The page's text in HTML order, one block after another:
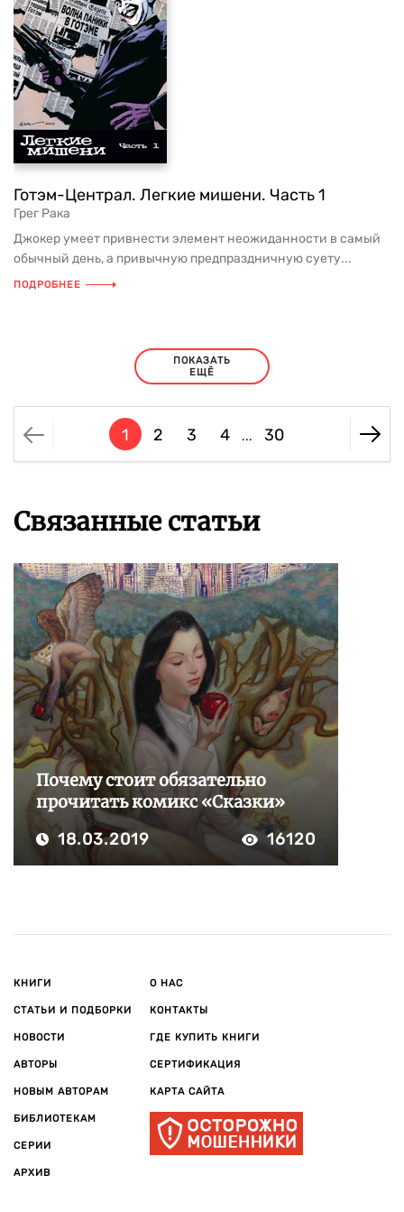
Готэм-Централ. Легкие мишени. Часть 1
Грег Рака
Джокер умеет привнести элемент неожиданности в самый
обычный день, а привычную предпраздничную суету...
ПОДРОБНЕЕ
ПОКАЗАТЬ
ЕЩЁ
1 2 3 4 ... 30
Связанные статьи
Почему стоит обязательно
прочитать комикс «Сказки»
18.03.2019 16120
КНИГИ
СТАТЬИ И ПОДБОРКИ
НОВОСТИ
АВТОРЫ
НОВЫМ АВТОРАМ
БИБЛИОТЕКАМ
СЕРИИ
АРХИВ
О НАС
КОНТАКТЫ
ГДЕ КУПИТЬ КНИГИ
СЕРТИФИКАЦИЯ
КАРТА САЙТА